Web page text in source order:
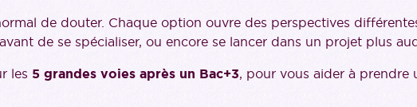
de douter. Chaque option ouvre des perspectives
de se spécialiser, ou encore se lancer dans un projet plus
les 5 grandes voies après un Bac+3, pour vous aider à prendre